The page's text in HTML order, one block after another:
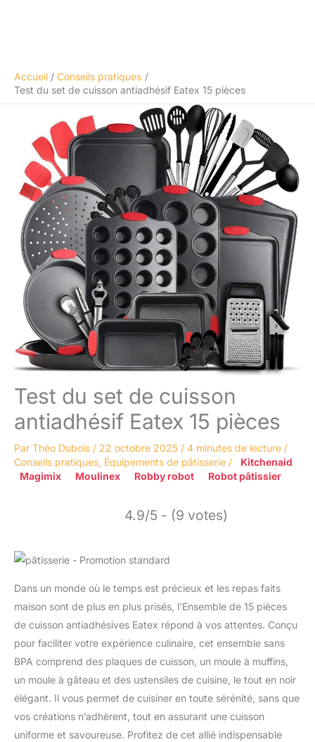
Accueil
Conseils pratiques
Test du set de cuisson antiadhésif Eatex 15 pièces
Test du set de cuisson
antiadhésif Eatex 15 pièces
Par Théo Dubois / 22 octobre 2025 / 4 minutes de lecture /
Conseils pratiques, Équipements de pâtisserie /
Kitchenaid
Magimix
Moulinex Robby robot Robot pâtissier
4.9/5 - (9 votes)
Dans un monde où le temps est précieux et les repas faits
maison sont de plus en plus prisés, l’Ensemble de 15 pièces
de cuisson antiadhésives Eatex répond à vos attentes. Conçu
pour faciliter votre expérience culinaire, cet ensemble sans
BPA comprend des plaques de cuisson, un moule à muffins,
un moule à gâteau et des ustensiles de cuisine, le tout en noir
élégant. Il vous permet de cuisiner en toute sérénité, sans que
vos créations n’adhèrent, tout en assurant une cuisson
uniforme et savoureuse. Profitez de cet allié indispensable